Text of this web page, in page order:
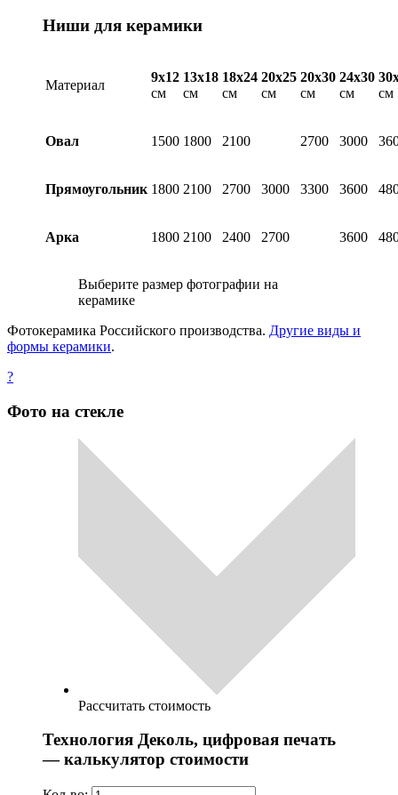
Ниши для керамики
Материал
9х12
см
13х18
см
18х24
см
20х25
см
20х30
см
24х30
см
см
Овал 1500 1800 2100 2700 3000
Прямоугольник 1800 2100 2700 3000 3300 3600
Арка 1800 2100 2400 2700 3600
Выберите размер фотографии на
керамике
Фотокерамика Российского производства. Другие виды и
формы керамики.
?
Фото на стекле
Рассчитать стоимость
Технология Деколь, цифровая печать
— калькулятор стоимости